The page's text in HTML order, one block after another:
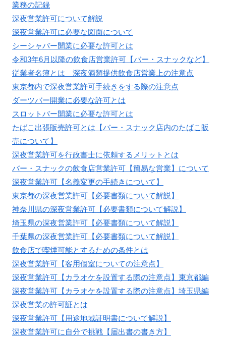
業務の記録
深夜営業許可について解説
深夜営業許可に必要な図面について
シーシャバー開業に必要な許可とは
令和3年6月以降の飲食店営業許可【バー・スナックなど】
従業者名簿とは 深夜酒類提供飲食店営業上の注意点
東京都内で深夜営業許可手続きをする際の注意点
ダーツバー開業に必要な許可とは
スロットバー開業に必要な許可とは
たばこ出張販売許可とは【バー・スナック店内のたばこ販
売について】
深夜営業許可を行政書士に依頼するメリットとは
バー・スナックの飲食店営業許可【簡易な営業】について
深夜営業許可【名義変更の手続きについて】
東京都の深夜営業許可【必要書類について解説】
神奈川県の深夜営業許可【必要書類について解説】
埼玉県の深夜営業許可【必要書類について解説】
千葉県の深夜営業許可【必要書類について解説】
飲食店で喫煙可能とするための条件とは
深夜営業許可【客用個室についての注意点】
深夜営業許可【カラオケを設置する際の注意点】東京都編
深夜営業許可【カラオケを設置する際の注意点】埼玉県編
深夜営業の許可証とは
深夜営業許可【用途地域証明書について解説】
深夜営業許可に自分で挑戦【届出書の書き方】